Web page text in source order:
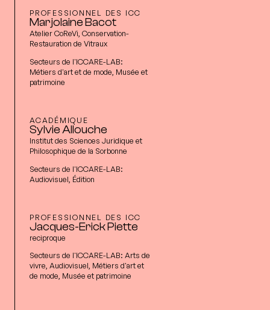
PROFESSIONNEL DES ICC
Marjolaine Bacot
Atelier CoReVi, Conservation-
Restauration de Vitraux
Secteurs de l'ICCARE-LAB:
Métiers d'art et de mode, Musée et
patrimoine
ACADÉMIQUE
Sylvie Allouche
Institut des Sciences Juridique et
Philosophique de la Sorbonne
Secteurs de l'ICCARE-LAB:
Audiovisuel, Édition
PROFESSIONNEL DES ICC
Jacques-Erick Piette
reciproque
Secteurs de l'ICCARE-LAB: Arts de
vivre, Audiovisuel, Métiers d'art et
de mode, Musée et patrimoine